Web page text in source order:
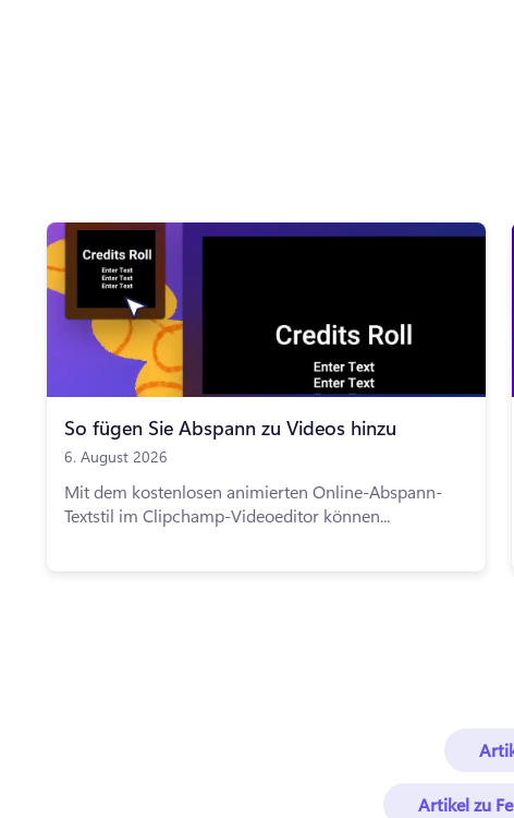
So fügen Sie Abspann zu Videos hinzu
6. August 2026
Mit dem kostenlosen animierten Online-Abspann-
Textstil im Clipchamp-Videoeditor können...
Artikel zu